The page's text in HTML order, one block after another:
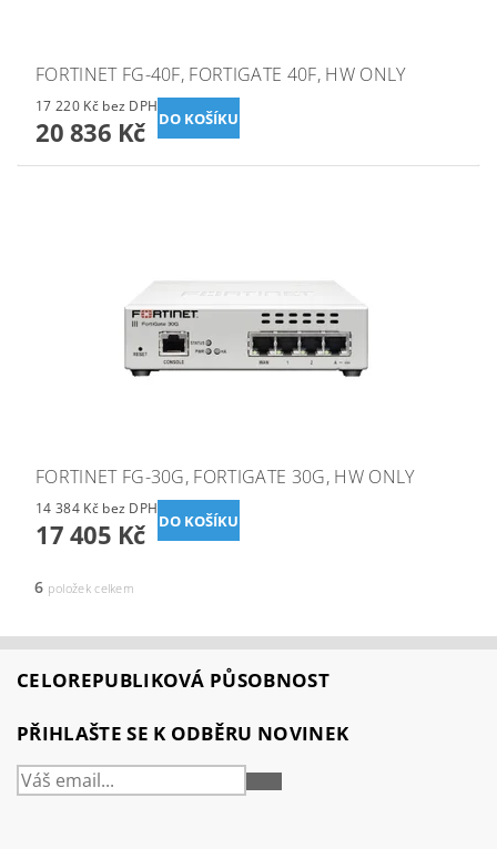
FORTINET FG-40F, FORTIGATE 40F, HW ONLY
17 220 Kč bez DPH
20 836 Kč
FORTINET FG-30G, FORTIGATE 30G, HW ONLY
14 384 Kč bez DPH
17 405 Kč
6 položek celkem
CELOREPUBLIKOVÁ PŮSOBNOST
PŘIHLAŠTE SE K ODBĚRU NOVINEK
PŘIHLÁSIT